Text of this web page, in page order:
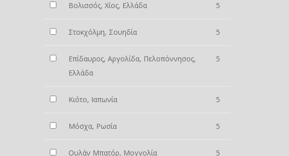
Βολισσός, Χίος, Ελλάδα 5
Στοκχόλμη, Σουηδία 5
Επίδαυρος, Αργολίδα, Πελοπόννησος,
Ελλάδα
5
Κιότο, Ιαπωνία 5
Μόσχα, Ρωσία 5
Ουλάν Μπατόρ, Μογγολία 5